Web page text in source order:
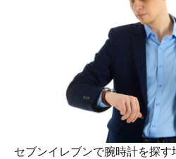
セブンイレブンで腕時計を探